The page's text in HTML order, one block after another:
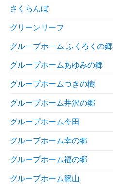
さくらんぼ
グリーンリーフ
グループホーム ふくろくの郷
グループホームあゆみの郷
グループホームつきの樹
グループホーム井沢の郷
グループホーム今田
グループホーム幸の郷
グループホーム福の郷
グループホーム篠山